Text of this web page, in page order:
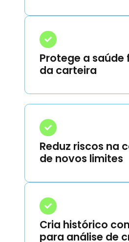
Protege a saúde
da carteira
Reduz riscos na
de novos limites
Cria histórico
para análise de